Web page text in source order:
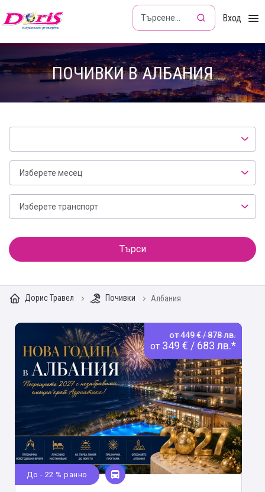
Doris - Изкушението да пътуваш Вход
ПОЧИВКИ В АЛБАНИЯ
Локация
Месец
Изберете месец
Транспорт
Изберете транспорт
Търси
Дорис Травел Почивки Албания
от 449 € / 878 лв.
от 349 € / 683 лв.*
До - 22 % ранно